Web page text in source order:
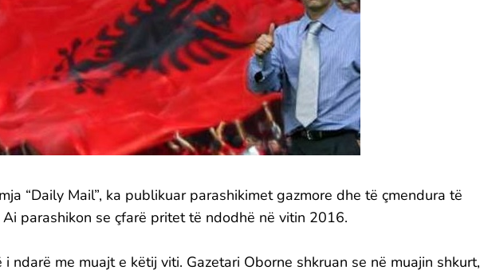
“Daily Mail”, ka publikuar parashikimet gazmore dhe të çmendura të
parashikon se çfarë pritet të ndodhë në vitin 2016.
ndarë me muajt e këtij viti. Gazetari Oborne shkruan se në muajin shkurt,